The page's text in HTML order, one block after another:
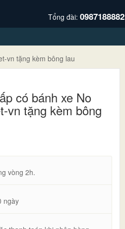
Tổng đài: 0987188882
vn tặng kèm bông lau
có bánh xe No
vn tặng kèm bông
vòng 2h.
ngày